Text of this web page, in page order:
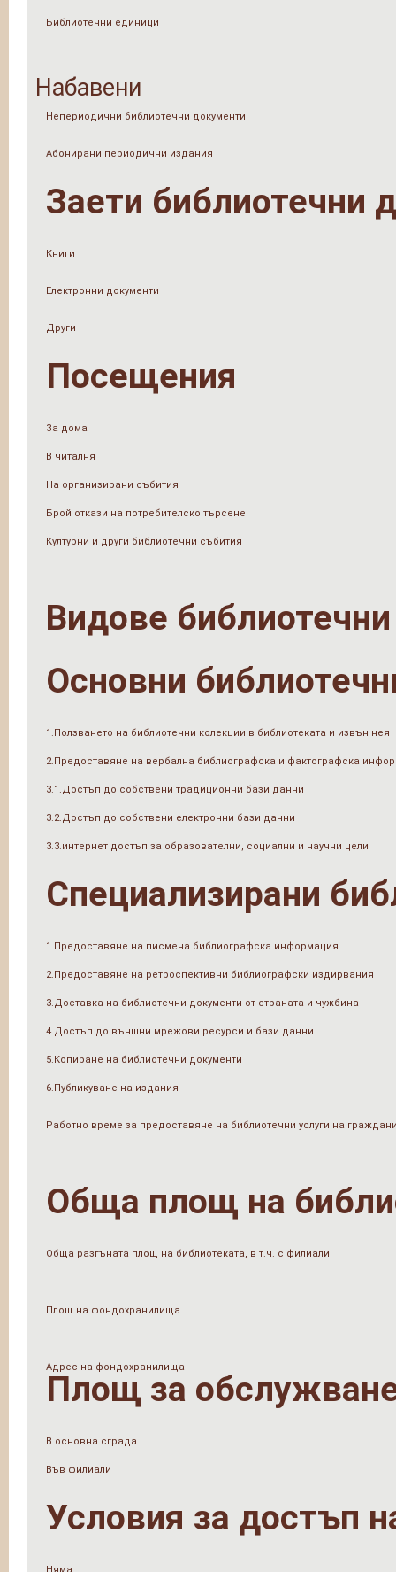
Библиотечни единици
Набавени
Непериодични библиотечни документи
Абонирани периодични издания
Заети библиотечни
Книги
Електронни документи
Други
Посещения
За дома
В читалня
На организирани събития
Брой откази на потребителско търсене
Културни и други библиотечни събития
Видове библиотечни
Основни
1.Ползването на библиотечни колекции в библиотеката и извън нея
2.Предоставяне на вербална библиографска и фактографска
3.1.Достъп до собствени традиционни бази данни
3.2.Достъп до собствени електронни бази данни
3.3.интернет достъп за образователни, социални и научни цели
Специализирани
1.Предоставяне на писмена библиографска информация
2.Предоставяне на ретроспективни библиографски издирвания
3.Доставка на библиотечни документи от страната и чужбина
4.Достъп до външни мрежови ресурси и бази данни
5.Копиране на библиотечни документи
6.Публикуване на издания
Работно време за предоставяне на библиотечни услуги на
Обща площ на
Обща разгъната площ на библиотеката, в т.ч. с филиали
Площ на фондохранилища
Адрес на фондохранилища
Площ за
В основна сграда
Във филиали
Условия за достъп